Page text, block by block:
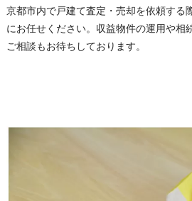
京都市内で戸建て査定・売却を依頼する
にお任せください。収益物件の運用や相
ご相談もお待ちしております。